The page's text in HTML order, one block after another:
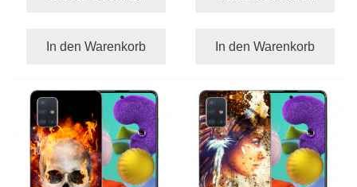
In den Warenkorb In den Warenkorb